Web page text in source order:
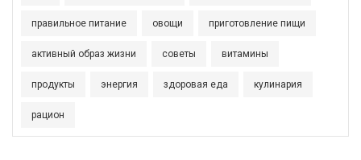
правильное питание овощи приготовление пищи
активный образ жизни советы витамины
продукты энергия здоровая еда кулинария
рацион